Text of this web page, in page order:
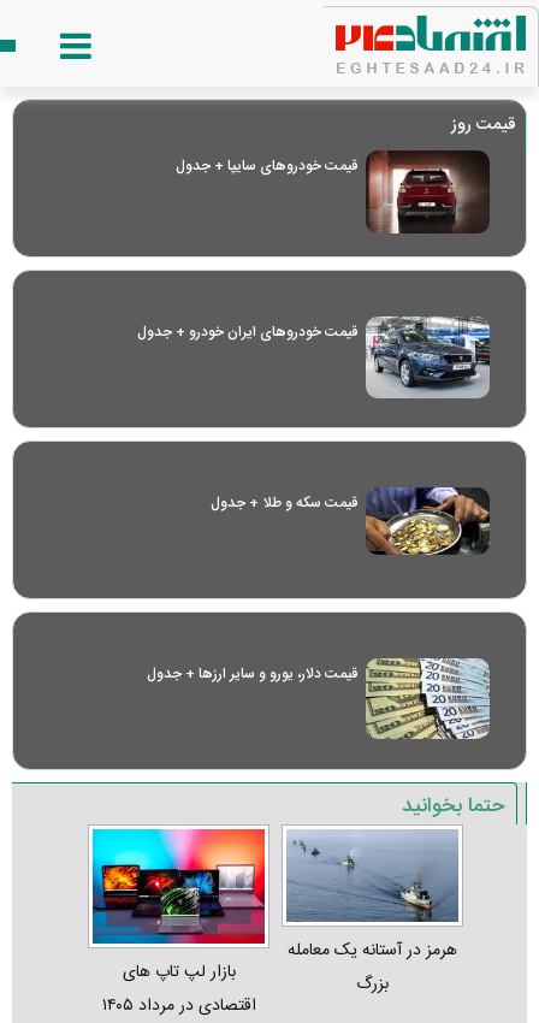
قیمت روز
قیمت خودرو‌های سایپا + جدول
قیمت خودرو‌های ایران خودرو + جدول
قیمت سکه و طلا + جدول
قیمت دلار، یورو و سایر ارز‌ها + جدول
حتما بخوانید
هرمز در آستانه یک معامله
بزرگ
بازار لپ‌ تاپ‌ های
اقتصادی در مرداد ۱۴۰۵